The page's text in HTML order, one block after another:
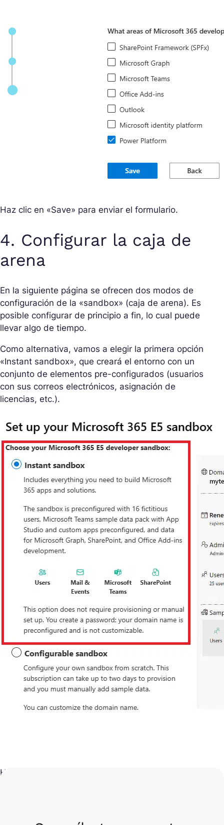
Haz clic en «Save» para enviar el formulario.
4. Configurar la caja de
arena
En la siguiente página se ofrecen dos modos de
configuración de la «sandbox» (caja de arena). Es
posible configurar de principio a fin, lo cual puede
llevar algo de tiempo.
Como alternativa, vamos a elegir la primera opción
«Instant sandbox», que creará el entorno con un
conjunto de elementos pre-configurados (usuarios
con sus correos electrónicos, asignación de
licencias, etc.).
Haz clic en «Next».